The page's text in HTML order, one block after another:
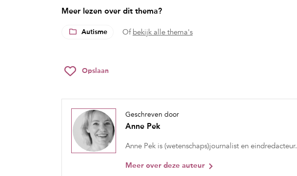
Meer lezen over dit thema?
Autisme Of bekijk alle thema's
Opslaan
Geschreven door
Anne Pek
Anne Pek is (wetenschaps)journalist en eindredacteur.
Meer over deze auteur